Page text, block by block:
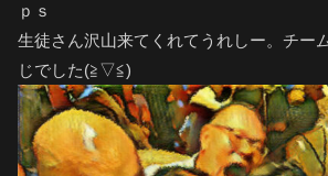
ｐｓ
生徒さん沢山来てくれてうれしー。チー
じでした(≧▽≦)